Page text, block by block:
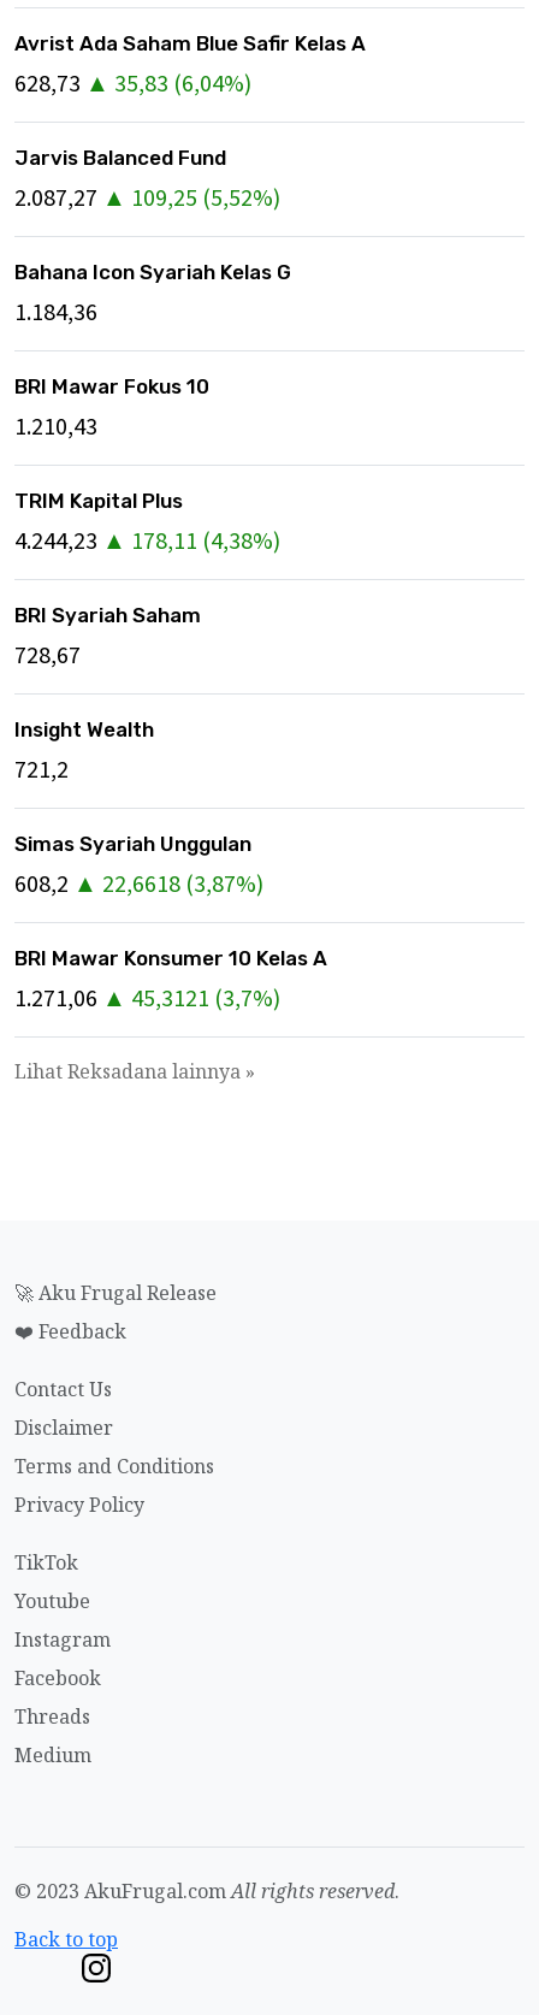
Avrist Ada Saham Blue Safir Kelas A
628,73 ▲ 35,83 (6,04%)
Jarvis Balanced Fund
2.087,27 ▲ 109,25 (5,52%)
Bahana Icon Syariah Kelas G
1.184,36
BRI Mawar Fokus 10
1.210,43
TRIM Kapital Plus
4.244,23 ▲ 178,11 (4,38%)
BRI Syariah Saham
728,67
Insight Wealth
721,2
Simas Syariah Unggulan
608,2 ▲ 22,6618 (3,87%)
BRI Mawar Konsumer 10 Kelas A
1.271,06 ▲ 45,3121 (3,7%)
Lihat Reksadana lainnya »
🚀 Aku Frugal Release
❤️ Feedback
Contact Us
Disclaimer
Terms and Conditions
Privacy Policy
TikTok
Youtube
Instagram
Facebook
Threads
Medium
© 2023 AkuFrugal.comAll rights reserved.
Back to top